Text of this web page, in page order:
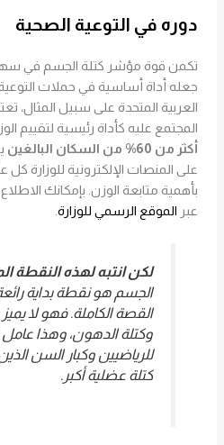
دوره في التوعية الصحية
تكمن قوة مؤشر كتلة الجسم في
جعله أداة أساسية في حملات
العربية المتحدة على سبيل المثال،
المجتمع عليه كأداة رئيسية لتقييم
أكثر من 60% من السكان البالغين
على المنصات الإلكترونية للوزارة كل
بأهمية متابعة الوزن. بإمكانك
عبر الموقع الرسمي للوزارة
لكن انتبه لهذه النقطة
الجسم هو نقطة بداية
القصة الكاملة. فهو لا
وكتلة الدهون، وهذا
للرياضيين وكبار السن
كتلة عضلية أكبر.